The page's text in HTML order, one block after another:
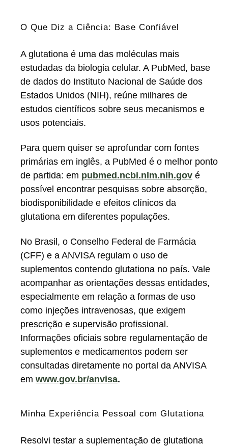
O Que Diz a Ciência: Base Confiável
A glutationa é uma das moléculas mais
estudadas da biologia celular. A PubMed, base
de dados do Instituto Nacional de Saúde dos
Estados Unidos (NIH), reúne milhares de
estudos científicos sobre seus mecanismos e
usos potenciais.
Para quem quiser se aprofundar com fontes
primárias em inglês, a PubMed é o melhor ponto
de partida: em pubmed.ncbi.nlm.nih.gov é
possível encontrar pesquisas sobre absorção,
biodisponibilidade e efeitos clínicos da
glutationa em diferentes populações.
No Brasil, o Conselho Federal de Farmácia
(CFF) e a ANVISA regulam o uso de
suplementos contendo glutationa no país. Vale
acompanhar as orientações dessas entidades,
especialmente em relação a formas de uso
como injeções intravenosas, que exigem
prescrição e supervisão profissional.
Informações oficiais sobre regulamentação de
suplementos e medicamentos podem ser
consultadas diretamente no portal da ANVISA
em www.gov.br/anvisa.
Minha Experiência Pessoal com Glutationa
Resolvi testar a suplementação de glutationa